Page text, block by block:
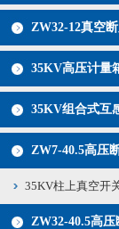
ZW32-12真空
35KV高压计量
35KV组合式互
ZW7-40.5高压
35KV柱上真空开
ZW32-40.5高压